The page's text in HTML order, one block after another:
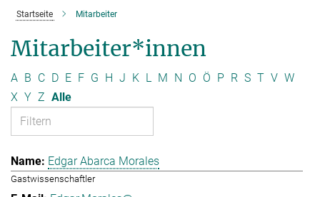
Startseite Mitarbeiter
Mitarbeiter*innen
A B C D E F G H J K L M N O Ö P R S T V W
X Y Z Alle
Edgar Abarca Morales
Gastwissenschaftler